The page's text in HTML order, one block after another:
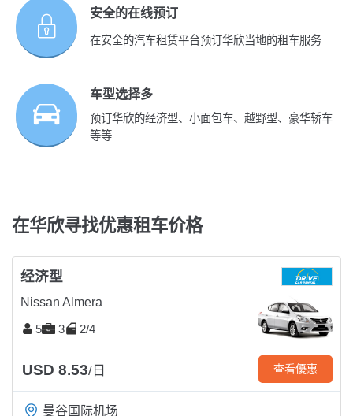
安全的在线预订
在安全的汽车租赁平台预订华欣当地的租车服务
车型选择多
预订华欣的经济型、小面包车、越野型、豪华轿车
等等
在华欣寻找优惠租车价格
经济型
Nissan Almera
5
3 2/4
USD 8.53/日 查看優惠
曼谷国际机场